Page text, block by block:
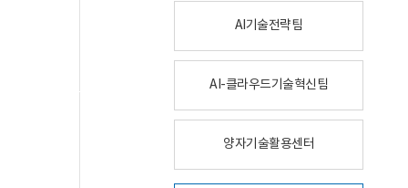
AI기술전략팀
AI-클라우드기술혁신팀
양자기술활용센터